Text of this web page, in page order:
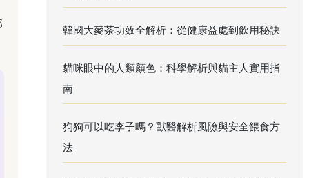
韓國大麥茶功效全解析：從健康益處到飲用秘訣
貓咪眼中的人類顏色：科學解析與貓主人實用指
南
狗狗可以吃李子嗎？獸醫解析風險與安全餵食方
法